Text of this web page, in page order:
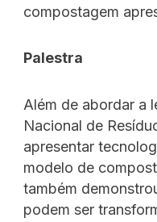
compostagem
Palestra
Além de abordar a
Nacional de
apresentar
modelo de
também
podem ser